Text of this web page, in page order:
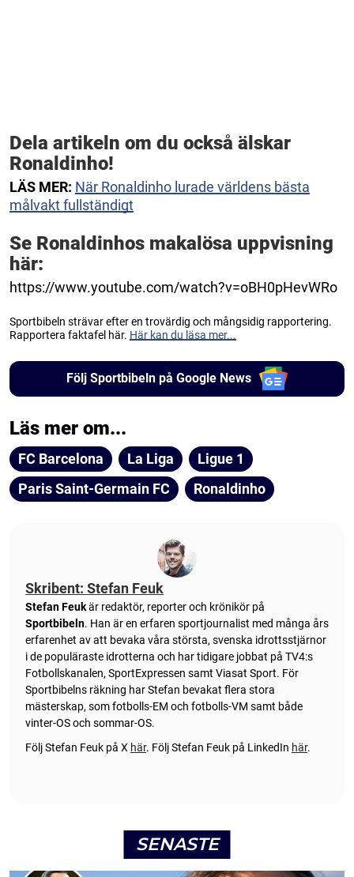
Dela artikeln om du också älskar
Ronaldinho!
LÄS MER: När Ronaldinho lurade världens bästa
målvakt fullständigt
Se Ronaldinhos makalösa uppvisning
här:
https://www.youtube.com/watch?v=oBH0pHevWRo
Sportbibeln strävar efter en trovärdig och mångsidig rapportering.
Rapportera faktafel här. Här kan du läsa mer...
Följ Sportbibeln på Google News
Läs mer om...
FC Barcelona La Liga
Ligue 1
Paris Saint-Germain FC
Ronaldinho
Skribent: Stefan Feuk
Stefan Feukär redaktör, reporter och krönikör på
Sportbibeln. Han är en erfaren sportjournalist med många års
erfarenhet av att bevaka våra största, svenska idrottsstjärnor
i de populäraste idrotterna och har tidigare jobbat på TV4:s
Fotbollskanalen, SportExpressen samt Viasat Sport. För
Sportbibelns räkning har Stefan bevakat flera stora
mästerskap, som fotbolls-EM och fotbolls-VM samt både
vinter-OS och sommar-OS.
Följ Stefan Feuk på X här. Följ Stefan Feuk på LinkedIn här.
SENASTE